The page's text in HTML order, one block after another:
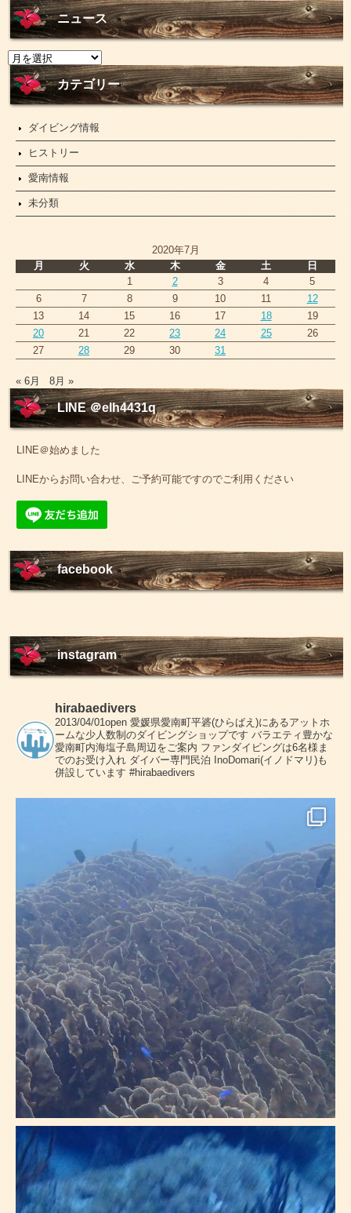
ニュース
ニ
ュ
ー
カテゴリー
ダイビング情報
ヒストリー
愛南情報
未分類
2020年7月
月
火 水 木 金 土
日
1
2 3 4
5
6
7 8 9 10 11
12
13
14 15 16 17 18
19
20
21 22 23 24 25
26
27
28 29 30 31
« 6月 8月 »
LINE ＠elh4431q
LINE＠始めました
LINEからお問い合わせ、ご予約可能ですのでご利用ください
facebook
instagram
hirabaedivers
2013/04/01open 愛媛県愛南町平碆(ひらばえ)にあるアットホ
ームな少人数制のダイビングショップです バラエティ豊かな
愛南町内海塩子島周辺をご案内 ファンダイビングは6名様ま
でのお受け入れ ダイバー専門民泊 InoDomari(イノドマリ)も
併設しています #hirabaedivers